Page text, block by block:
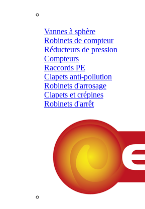
Vannes à sphère
Robinets de compteur
Réducteurs de pression
Compteurs
Raccords PE
Clapets anti-pollution
Robinets d'arrosage
Clapets et crépines
Robinets d'arrêt